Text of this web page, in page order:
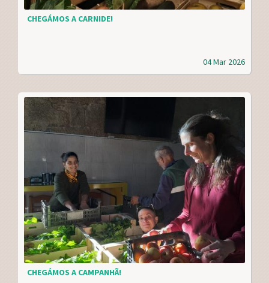
04 Mar 2026
CHEGÁMOS A CARNIDE!
CHEGÁMOS A CAMPANHÃ!